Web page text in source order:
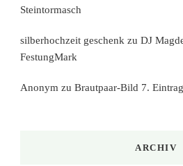
Steintormasch
silberhochzeit geschenk zu DJ
FestungMark
Anonym zu Brautpaar-Bild 7. Eintrag
ARCHIV